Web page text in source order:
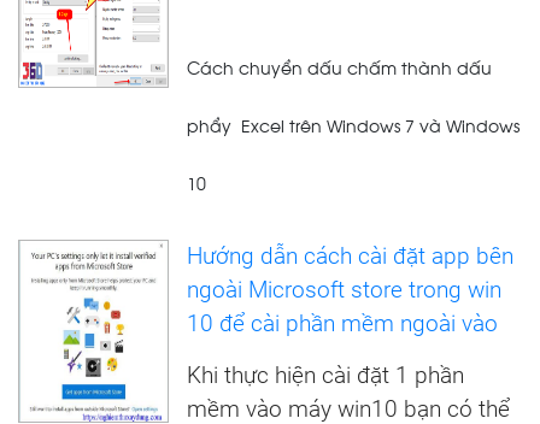
Cách chuyển dấu chấm thành dấu
phẩy Excel trên Windows 7 và Windows
10
Hướng dẫn cách cài đặt app bên
ngoài Microsoft store trong win
10 để cài phần mềm ngoài vào
Khi thực hiện cài đặt 1 phần
mềm vào máy win10 bạn có thể